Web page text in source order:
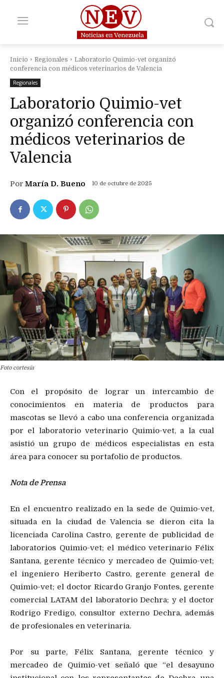
Inicio Regionales
Laboratorio Quimio-vet organizó
conferencia con médicos veterinarios de Valencia
Regionales
Laboratorio Quimio-vet
organizó conferencia con
médicos veterinarios de
Valencia
Por María D. Bueno 10 de octubre de 2025
Foto cortesía
Con el propósito de lograr un intercambio de
conocimientos en materia de productos para
mascotas se llevó a cabo una conferencia organizada
por el laboratorio veterinario Quimio-vet, a la cual
asistió un grupo de médicos especialistas en esta
área para conocer su portafolio de productos.
Nota de Prensa
En el encuentro realizado en la sede de Quimio-vet,
situada en la ciudad de Valencia se dieron cita la
licenciada Carolina Castro, gerente de publicidad de
laboratorios Quimio-vet; el médico veterinario Félix
Santana, gerente técnico y mercadeo de Quimio-vet;
el ingeniero Heriberto Castro, gerente general de
Quimio-vet; el doctor Ricardo Granjo Fontes, gerente
comercial LATAM del laboratorio Dechra; y el doctor
Rodrigo Fredigo, consultor externo Dechra, además
de profesionales en veterinaria.
Por su parte, Félix Santana, gerente técnico y
mercadeo de Quimio-vet señaló que “el desayuno